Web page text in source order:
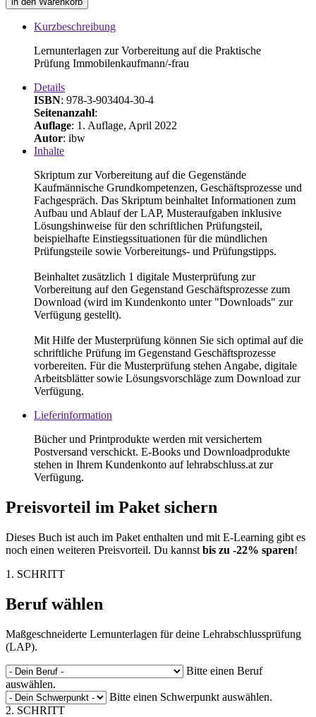
Kurzbeschreibung
Lernunterlagen zur Vorbereitung auf die Praktische
Prüfung Immobilenkaufmann/-frau
Details
ISBN: 978-3-903404-30-4
Seitenanzahl:
Auflage: 1. Auflage, April 2022
Autor: ibw
Inhalte
Skriptum zur Vorbereitung auf die Gegenstände
Kaufmännische Grundkompetenzen, Geschäftsprozesse und
Fachgespräch. Das Skriptum beinhaltet Informationen zum
Aufbau und Ablauf der LAP, Musteraufgaben inklusive
Lösungshinweise für den schriftlichen Prüfungsteil,
beispielhafte Einstiegssituationen für die mündlichen
Prüfungsteile sowie Vorbereitungs- und Prüfungstipps.
Beinhaltet zusätzlich 1 digitale Musterprüfung zur
Vorbereitung auf den Gegenstand Geschäftsprozesse zum
Download (wird im Kundenkonto unter "Downloads" zur
Verfügung gestellt).
Mit Hilfe der Musterprüfung können Sie sich optimal auf die
schriftliche Prüfung im Gegenstand Geschäftsprozesse
vorbereiten. Für die Musterprüfung stehen Angabe, digitale
Arbeitsblätter sowie Lösungsvorschläge zum Download zur
Verfügung.
Lieferinformation
Bücher und Printprodukte werden mit versichertem
Postversand verschickt. E-Books und Downloadprodukte
stehen in Ihrem Kundenkonto auf lehrabschluss.at zur
Verfügung.
Preisvorteil im Paket sichern
Dieses Buch ist auch im Paket enthalten und mit E-Learning gibt es
noch einen weiteren Preisvorteil. Du kannst bis zu -22% sparen!
1. SCHRITT
Beruf wählen
Maßgeschneiderte Lernunterlagen für deine Lehrabschlussprüfung
(LAP).
Bitte einen Beruf
auswählen.
Bitte einen Schwerpunkt auswählen.
2. SCHRITT